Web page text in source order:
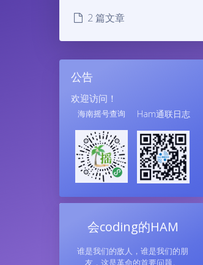
2 篇文章
公告
欢迎访问！
海南摇号查询 Ham通联日志
会coding的HAM
谁是我们的敌人，谁是我们的朋
友，这是革命的首要问题。